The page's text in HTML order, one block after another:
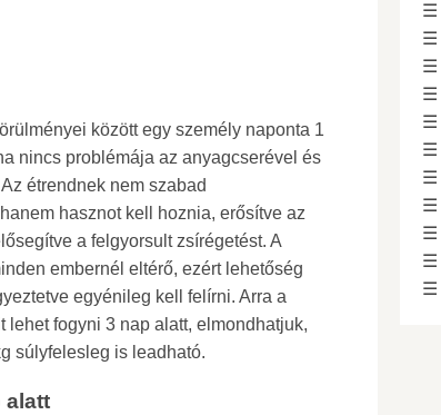
között egy személy naponta 1
nincs problémája az anyagcserével és
étrendnek nem szabad
hasznot kell hoznia, erősítve az
a felgyorsult zsírégetést. A
embernél eltérő, ezért lehetőség
egyénileg kell felírni. Arra a
lehet fogyni 3 nap alatt, elmondhatjuk,
súlyfelesleg is leadható.
alatt
☰
☰
☰
☰
☰
☰
☰
☰
☰
☰
☰